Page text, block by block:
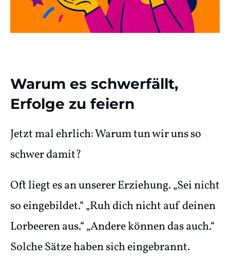
Warum es schwerfällt,
Erfolge zu feiern
Jetzt mal ehrlich: Warum tun wir uns so
schwer damit?
Oft liegt es an unserer Erziehung. „Sei nicht
so eingebildet.“ „Ruh dich nicht auf deinen
Lorbeeren aus.“ „Andere können das auch.“
Solche Sätze haben sich eingebrannt.